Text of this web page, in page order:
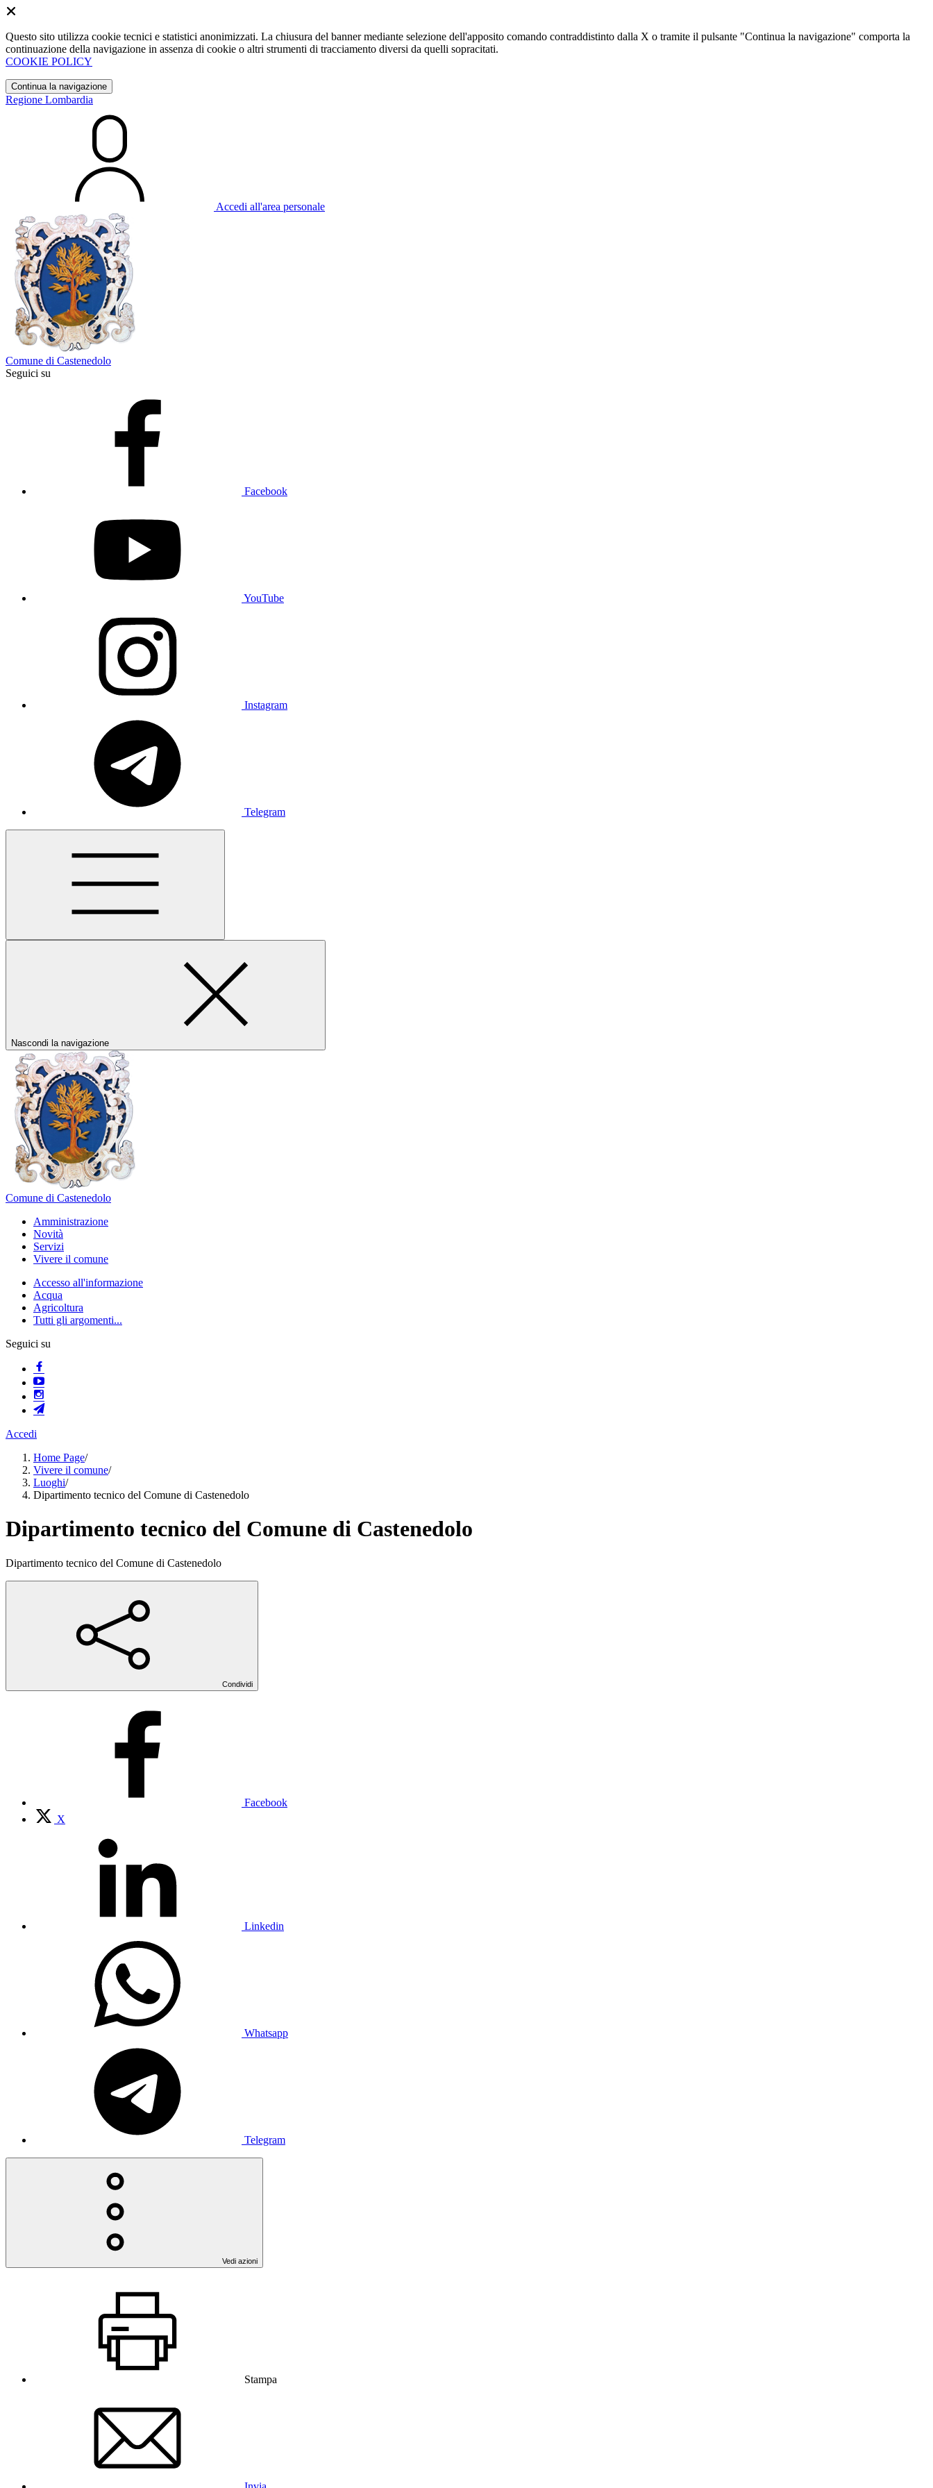
Questo sito utilizza cookie tecnici e statistici anonimizzati. La chiusura del banner mediante selezione dell'apposito comando contraddistinto dalla X o tramite il pulsante "Continua la navigazione" comporta la
continuazione della navigazione in assenza di cookie o altri strumenti di tracciamento diversi da quelli sopracitati.
COOKIE POLICY
Continua la navigazione
Regione Lombardia
Accedi all'area personale
Comune di Castenedolo
Seguici su
Facebook
YouTube
Instagram
Telegram
Nascondi la navigazione
Comune di Castenedolo
Amministrazione
Novità
Servizi
Vivere il comune
Accesso all'informazione
Acqua
Agricoltura
Tutti gli argomenti...
Seguici su
Accedi
Home Page/
Vivere il comune/
Luoghi/
Dipartimento tecnico del Comune di Castenedolo
Dipartimento tecnico del Comune di Castenedolo
Dipartimento tecnico del Comune di Castenedolo
Condividi
Facebook
X
Linkedin
Whatsapp
Telegram
Vedi azioni
Stampa